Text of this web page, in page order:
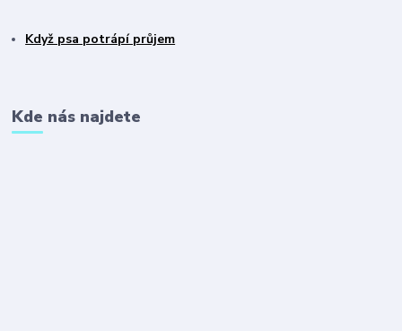
Když psa potrápí průjem
Kde nás najdete